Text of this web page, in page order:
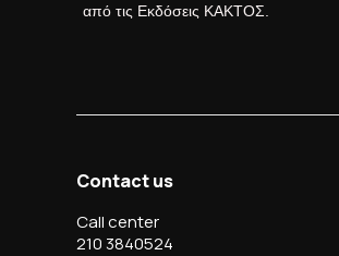
από τις Εκδόσεις ΚΑΚΤΟΣ.
Contact us
Call center
210 3840524